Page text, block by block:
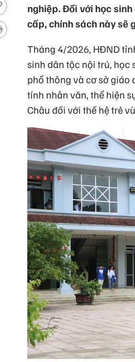
nghiệp. Đối với học
cấp, chính sách này sẽ
Tháng 4/2026, HĐND
sinh dân tộc nội trú, học
phổ thông và cơ sở giáo
tính nhân văn, thể hiện
Châu đối với thế hệ trẻ